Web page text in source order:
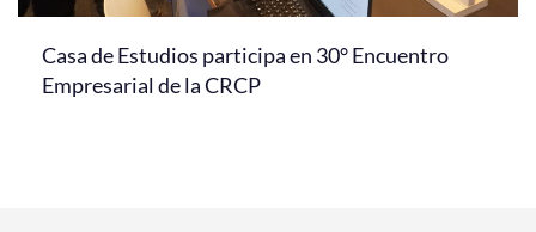
Casa de Estudios participa en 30° Encuentro
Empresarial de la CRCP